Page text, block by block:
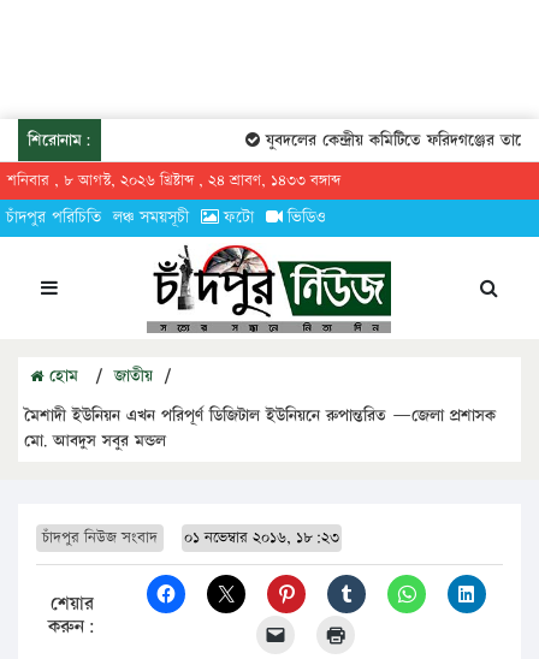
শিরোনাম: যুবদলের কেন্দ্রীয় কমিটিতে ফরিদগঞ্জের তারেকুর
শনিবার , ৮ আগস্ট, ২০২৬ খ্রিষ্টাব্দ , ২৪ শ্রাবণ, ১৪৩৩ বঙ্গাব্দ
চাঁদপুর পরিচিতি লঞ্চ সময়সূচী ফটো ভিডিও
হোম / জাতীয় /
মৈশাদী ইউনিয়ন এখন পরিপূর্ণ ডিজিটাল ইউনিয়নে রুপান্তরিত —জেলা প্রশাসক
মো. আবদুস সবুর মন্ডল
চাঁদপুর নিউজ সংবাদ ০১ নভেম্বার ২০১৬, ১৮:২৩
শেয়ার
করুন: